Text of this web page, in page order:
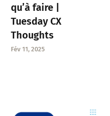
qu’à faire |
Tuesday CX
Thoughts
Fév 11, 2025